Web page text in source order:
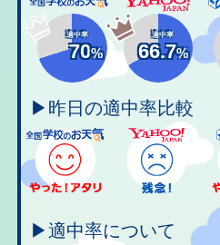
適中率
70%
適中率
66.7%
▶昨日の適中率比較
▶適中率について